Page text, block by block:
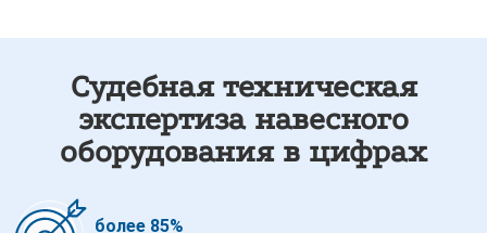
Судебная техническая
экспертиза навесного
оборудования в цифрах
более 85%